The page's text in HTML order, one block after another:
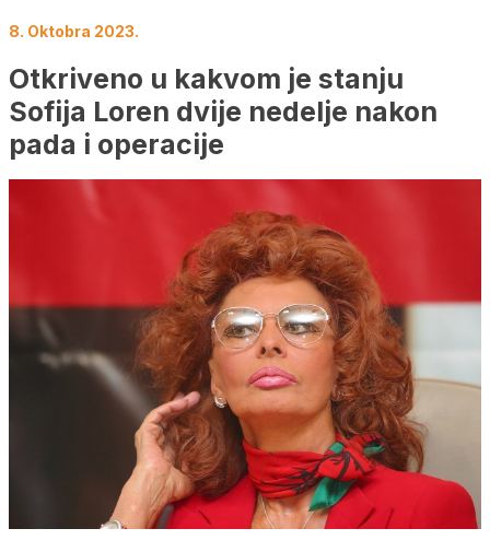
8. Oktobra 2023.
Otkriveno u kakvom je stanju
Sofija Loren dvije nedelje nakon
pada i operacije